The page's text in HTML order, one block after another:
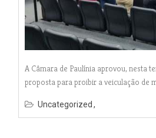
A Câmara de Paulínia aprovou, nesta
proposta para proibir a veiculação de
Uncategorized